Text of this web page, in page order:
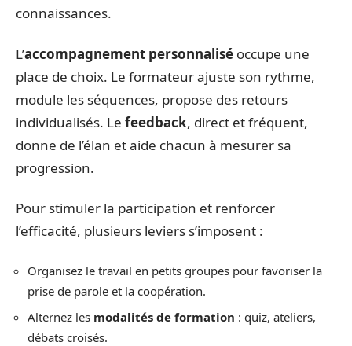
connaissances.
L’accompagnement personnalisé occupe une
place de choix. Le formateur ajuste son rythme,
module les séquences, propose des retours
individualisés. Le feedback, direct et fréquent,
donne de l’élan et aide chacun à mesurer sa
progression.
Pour stimuler la participation et renforcer
l’efficacité, plusieurs leviers s’imposent :
Organisez le travail en petits groupes pour favoriser la
prise de parole et la coopération.
Alternez les modalités de formation : quiz, ateliers,
débats croisés.